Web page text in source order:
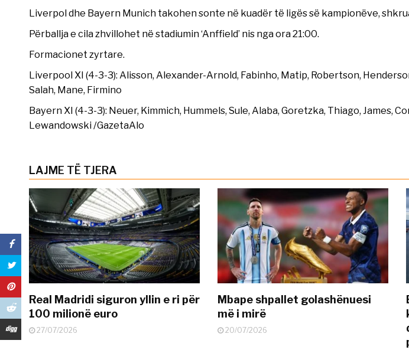
Liverpol dhe Bayern Munich takohen sonte në kuadër të ligës së kampionëve,
Përballja e cila zhvillohet në stadiumin ‘Anffield’ nis nga ora 21:00.
Formacionet zyrtare.
Liverpool XI (4-3-3): Alisson, Alexander-Arnold, Fabinho, Matip, Robertson,
Salah, Mane, Firmino
Bayern XI (4-3-3): Neuer, Kimmich, Hummels, Sule, Alaba, Goretzka, Thiago, James,
Lewandowski /GazetaAlo
LAJME TË TJERA
Real Madridi siguron yllin e ri për
100 milionë euro
27/07/2026
Mbape shpallet golashënuesi
më i mirë
20/07/2026